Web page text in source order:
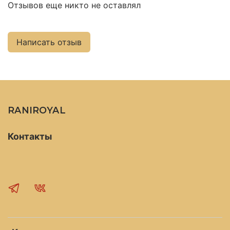
Отзывов еще никто не оставлял
Написать отзыв
RANIROYAL
Контакты